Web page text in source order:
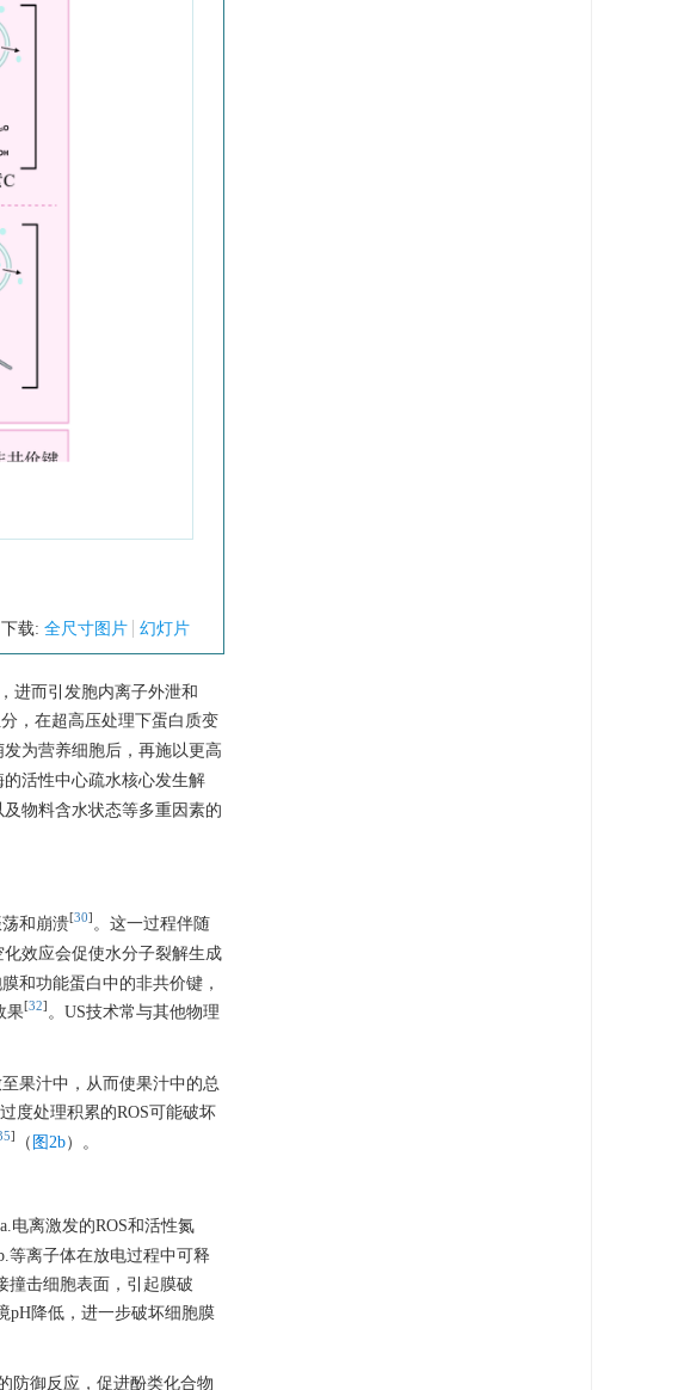
下载: 全尺寸图片 幻灯片
进而引发胞内离子外泄和
，在超高压处理下蛋白质变
为营养细胞后，再施以更高
活性中心疏水核心发生解
物料含水状态等多重因素的
和崩溃[30] 。这一过程伴随
化效应会促使水分子裂解生成
和功能蛋白中的非共价键，
果[32] 。US技术常与其他物理
果汁中，从而使果汁中的总
度处理积累的ROS可能破坏
] （ 图2b）。
a.电离激发的ROS和活性氮
等离子体在放电过程中可释
撞击细胞表面，引起膜破
pH降低，进一步破坏细胞膜
防御反应，促进酚类化合物